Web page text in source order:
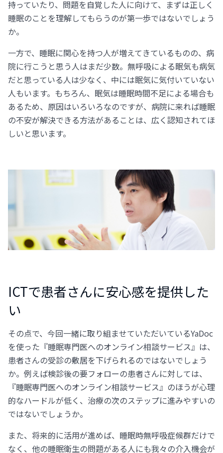
持っていたり、問題を自覚した人に向けて、まずは正しく
睡眠のことを理解してもらうのが第一歩ではないでしょう
か。
一方で、睡眠に関心を持つ人が増えてきているものの、病
院に行こうと思う人はまだ少数。無呼吸による眠気も病気
だと思っている人は少なく、中には眠気に気付いていない
人もいます。もちろん、眠気は睡眠時間不足による場合も
あるため、原因はいろいろなのですが、病院に来れば睡眠
の不安が解決できる方法があることは、広く認知されてほ
しいと思います。
ICTで患者さんに安心感を提供した
い
その点で、今回一緒に取り組ませていただいているYaDoc
を使った『睡眠専門医へのオンライン相談サービス』は、
患者さんの受診の敷居を下げられるのではないでしょう
か。例えば検診後の要フォローの患者さんに対しては、
『睡眠専門医へのオンライン相談サービス』のほうが心理
的なハードルが低く、治療の次のステップに進みやすいの
ではないでしょうか。
また、将来的に活用が進めば、睡眠時無呼吸症候群だけで
なく、他の睡眠衛生の問題がある人にも我々の介入機会が